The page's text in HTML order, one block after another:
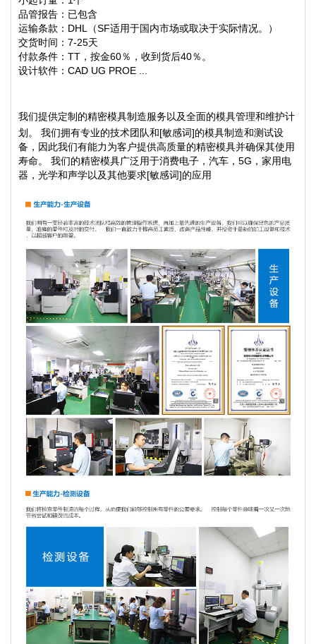
品管报告：已包含
运输条款：DHL（SF适用于国内市场或取决于实际情况。）
交货时间：7-25天
付款条件：TT，按金60％，收到货后40％。
设计软件：CAD UG PROE ...
我们提供定制的精密模具制造服务以及全面的模具管理和维护计
划。 我们拥有专业的技术团队和[敏感词]的模具制造和测试设
备，因此我们有能力为客户提供高质量的精密模具并确保其使用
寿命。 我们的精密模具广泛用于消费电子，汽车，5G，家用电
器，光学和声学以及其他要求[敏感词]的应用